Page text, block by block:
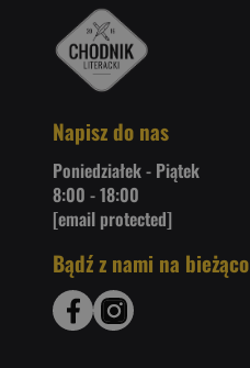
Napisz do nas
Poniedziałek - Piątek
8:00 - 18:00
[email protected]
Bądź z nami na bieżąco